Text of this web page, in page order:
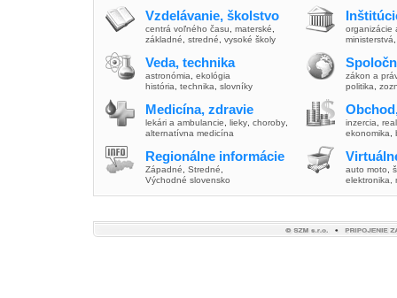
Vzdelávanie, školstvo
centrá voľného času materské
základné
stredné vysoké školy
Veda, technika
astronómia
ekológia
história
technika slovníky
Medicína, zdravie
lekári a ambulancie lieky choroby
alternatívna medicína
Regionálne informácie
Západné Stredné
Východné slovensko
organizácie
ministerstvá
zákon a
politika
inzercia
ekonomika
auto moto
elektronika,